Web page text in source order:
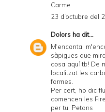
Carme
23 d’octubre del
Dolors ha dit...
M'encanta,
sàpigues que
cosa aquí tb! De
localitzat les
formes.
Per cert, ho dic
comencen les
per tu. Petons